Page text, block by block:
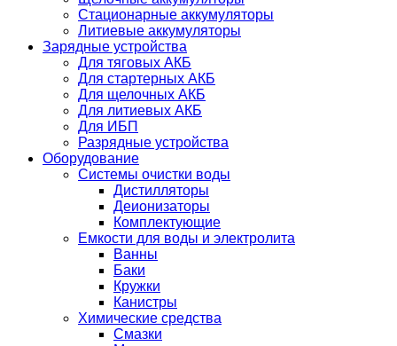
Стационарные аккумуляторы
Литиевые аккумуляторы
Зарядные устройства
Для тяговых АКБ
Для стартерных АКБ
Для щелочных АКБ
Для литиевых АКБ
Для ИБП
Разрядные устройства
Оборудование
Системы очистки воды
Дистилляторы
Деионизаторы
Комплектующие
Емкости для воды и электролита
Ванны
Баки
Кружки
Канистры
Химические средства
Смазки